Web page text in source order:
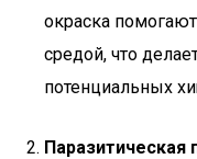
окраска
средой, что
потенциальных
Паразитическая